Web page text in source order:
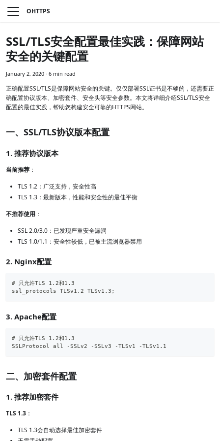
OHTTPS
SSL/TLS安全配置最佳实践：保障网站
安全的关键配置
January 2, 2020 · 6 min read
正确配置SSL/TLS是保障网站安全的关键。仅仅部署SSL证书是不够的，还需要正
确配置协议版本、加密套件、安全头等安全参数。本文将详细介绍SSL/TLS安全
配置的最佳实践，帮助您构建安全可靠的HTTPS网站。
一、SSL/TLS协议版本配置
1. 推荐协议版本
当前推荐 ：
TLS 1.2：广泛支持，安全性高
TLS 1.3：最新版本，性能和安全性的最佳平衡
不推荐使用 ：
SSL 2.0/3.0：已发现严重安全漏洞
TLS 1.0/1.1：安全性较低，已被主流浏览器禁用
2. Nginx配置
# 只允许TLS 1.2和1.3
ssl_protocols TLSv1.2 TLSv1.3;
3. Apache配置
# 只允许TLS 1.2和1.3
SSLProtocol all -SSLv2 -SSLv3 -TLSv1 -TLSv1.1
二、加密套件配置
1. 推荐加密套件
TLS 1.3 ：
TLS 1.3会自动选择最佳加密套件